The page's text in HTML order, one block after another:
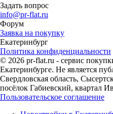
Задать вопрос
info@pr-flat.ru
Форум
Заявка на покупку
Екатеринбург
Политика конфиденциальности
© 2026 pr-flat.ru - сервис
Екатеринбурге. Не является
Свердловская область,
посёлок Габиевский, квартал
Пользовательское соглашение